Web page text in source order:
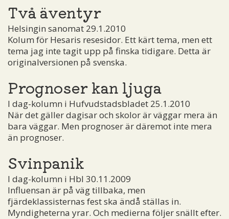
Två äventyr
Helsingin sanomat 29.1.2010
Kolum för Hesaris resesidor. Ett kärt tema, men ett
tema jag inte tagit upp på finska tidigare. Detta är
originalversionen på svenska.
Prognoser kan ljuga
I dag-kolumn i Hufvudstadsbladet 25.1.2010
När det gäller dagisar och skolor är väggar mera än
bara väggar. Men prognoser är däremot inte mera
än prognoser.
Svinpanik
I dag-kolumn i Hbl 30.11.2009
Influensan är på väg tillbaka, men
fjärdeklassisternas fest ska ändå ställas in.
Myndigheterna yrar. Och medierna följer snällt efter.